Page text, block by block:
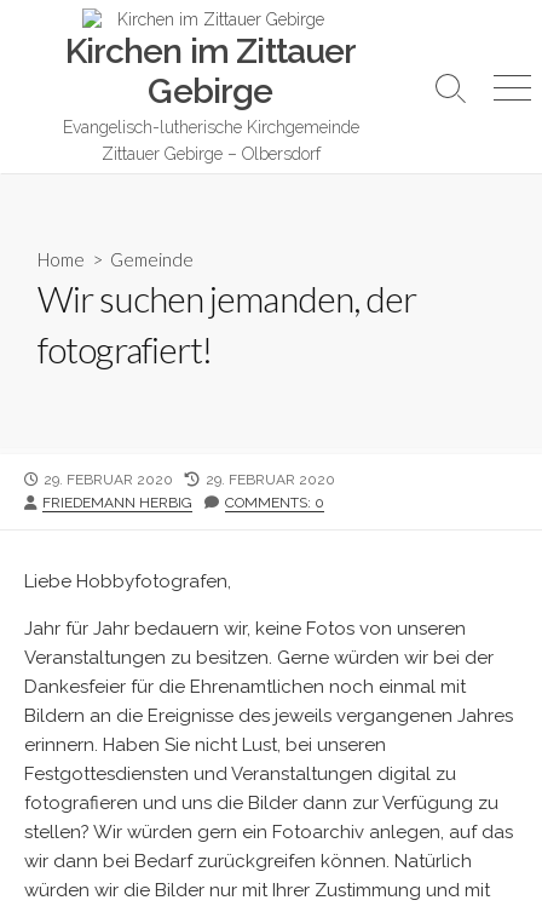
Kirchen im Zittauer
Gebirge
Evangelisch-lutherische Kirchgemeinde
Zittauer Gebirge – Olbersdorf
Search
Home > Gemeinde
Wir suchen jemanden, der
fotografiert!
PUBLISHED
DATE
29. FEBRUAR 2020
LAST
MODIFIED
29. FEBRUAR 2020
AUTHOR
FRIEDEMANN HERBIG COMMENTS: 0
Liebe Hobbyfotografen,
Jahr für Jahr bedauern wir, keine Fotos von unseren
Veranstaltungen zu besitzen. Gerne würden wir bei der
Dankesfeier für die Ehrenamtlichen noch einmal mit
Bildern an die Ereignisse des jeweils vergangenen Jahres
erinnern. Haben Sie nicht Lust, bei unseren
Festgottesdiensten und Veranstaltungen digital zu
fotografieren und uns die Bilder dann zur Verfügung zu
stellen? Wir würden gern ein Fotoarchiv anlegen, auf das
wir dann bei Bedarf zurückgreifen können. Natürlich
würden wir die Bilder nur mit Ihrer Zustimmung und mit